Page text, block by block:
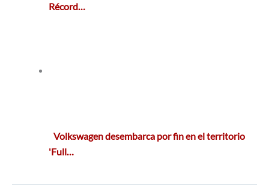
Récord…
Volkswagen desembarca por fin en el territorio
'Full…